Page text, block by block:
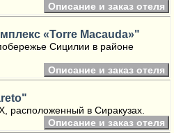
Описание и заказ отеля
«Torre Macauda»"
Сицилии в районе
Описание и заказ отеля
расположенный в Сиракузах.
Описание и заказ отеля